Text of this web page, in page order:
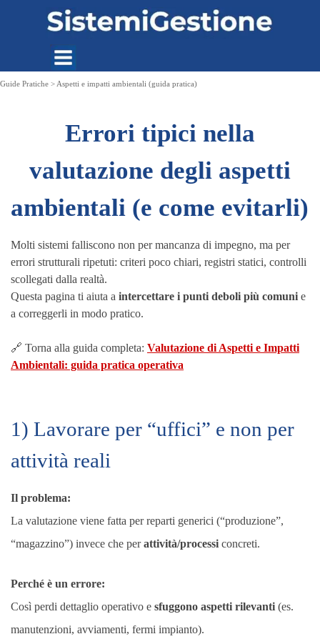
Guide Pratiche > Aspetti e impatti ambientali (guida pratica)
Errori tipici nella
valutazione degli aspetti
ambientali (e come evitarli)
Molti sistemi falliscono non per mancanza di impegno, ma per
errori strutturali ripetuti: criteri poco chiari, registri statici, controlli
scollegati dalla realtà.
Questa pagina ti aiuta a intercettare i punti deboli più comuni e
a correggerli in modo pratico.
🔗 Torna alla guida completa: Valutazione di Aspetti e Impatti
Ambientali: guida pratica operativa
1) Lavorare per “uffici” e non per
attività reali
Il problema:
La valutazione viene fatta per reparti generici (“produzione”,
“magazzino”) invece che perattività/processi concreti.
Perché è un errore:
Così perdi dettaglio operativo e sfuggono aspetti rilevanti (es.
manutenzioni, avviamenti, fermi impianto).